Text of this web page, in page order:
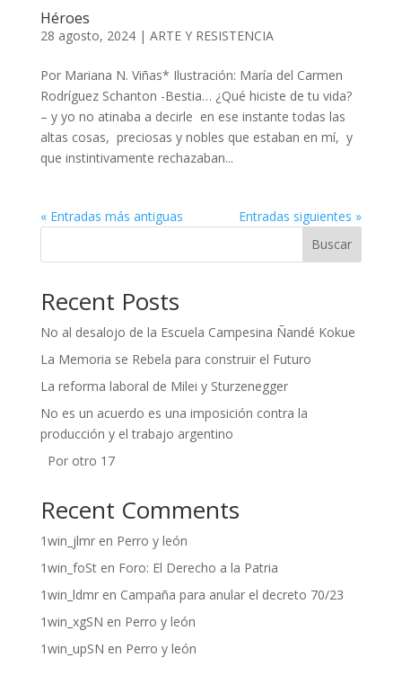
Héroes
28 agosto, 2024| ARTE Y RESISTENCIA
Por Mariana N. Viñas* Ilustración: María del Carmen
Rodríguez Schanton -Bestia… ¿Qué hiciste de tu vida?
– y yo no atinaba a decirle en ese instante todas las
altas cosas, preciosas y nobles que estaban en mí, y
que instintivamente rechazaban...
« Entradas más antiguas
Entradas siguientes »
Buscar
Recent Posts
No al desalojo de la Escuela Campesina Ñandé Kokue
La Memoria se Rebela para construir el Futuro
La reforma laboral de Milei y Sturzenegger
No es un acuerdo es una imposición contra la
producción y el trabajo argentino
Por otro 17
Recent Comments
1win_jlmren Perro y león
1win_foSten Foro: El Derecho a la Patria
1win_ldmren Campaña para anular el decreto 70/23
1win_xgSN en Perro y león
1win_upSN en Perro y león